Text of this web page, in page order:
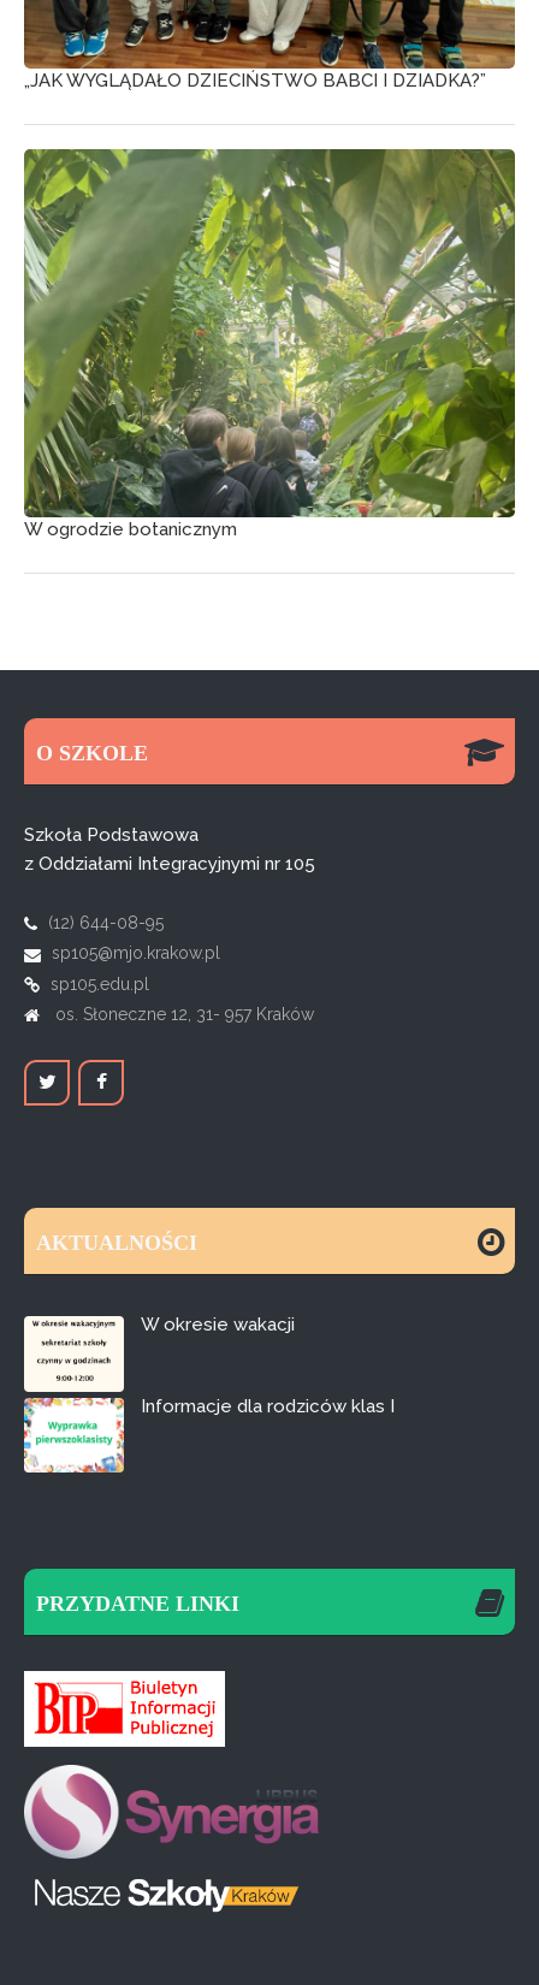
„JAK WYGLĄDAŁO DZIECIŃSTWO BABCI I DZIADKA?”
W ogrodzie botanicznym
O SZKOLE
Szkoła Podstawowa
z Oddziałami Integracyjnymi nr 105
(12) 644-08-95
sp105@mjo.krakow.pl
sp105.edu.pl
os. Słoneczne 12, 31- 957 Kraków
AKTUALNOŚCI
W okresie wakacji
Informacje dla rodziców klas I
PRZYDATNE LINKI